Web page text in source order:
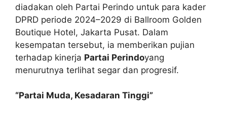
diadakan oleh Partai Perindo untuk para kader
DPRD periode 2024–2029 di Ballroom Golden
Boutique Hotel, Jakarta Pusat. Dalam
kesempatan tersebut, ia memberikan pujian
terhadap kinerja Partai Perindoyang
menurutnya terlihat segar dan progresif.
“Partai Muda, Kesadaran Tinggi”